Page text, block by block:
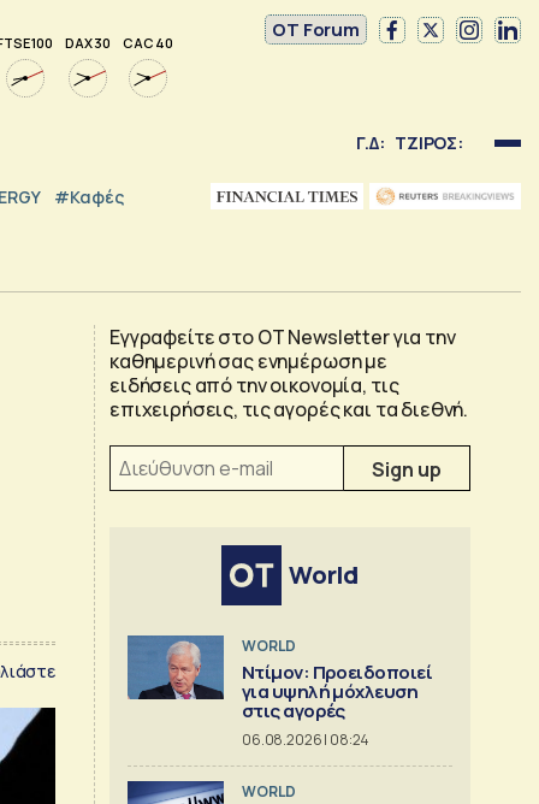
100 DAX 30 CAC 40
OT Forum
Γ.Δ: ΤΖΙΡΟΣ:
#καφές
Εγγραφείτε στο OT Newsletter για την
καθημερινή σας ενημέρωση με
ειδήσεις από την οικονομία, τις
επιχειρήσεις, τις αγορές και τα διεθνή.
World
WORLD
Ντίμον: Προειδοποιεί
για υψηλή μόχλευση
στις αγορές
06.08.2026 | 08:24
WORLD